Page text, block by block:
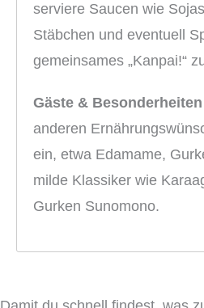
serviere Saucen wie
Stäbchen und eventuell
gemeinsames „Kanpai!“
Gäste &
anderen
ein, etwa Edamame,
milde Klassiker wie
Gurken Sunomono.